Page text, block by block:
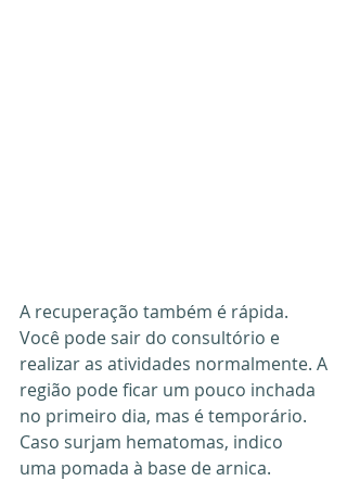
A recuperação também é rápida.
Você pode sair do consultório e
realizar as atividades normalmente. A
região pode ficar um pouco inchada
no primeiro dia, mas é temporário.
Caso surjam hematomas, indico
uma pomada à base de arnica.